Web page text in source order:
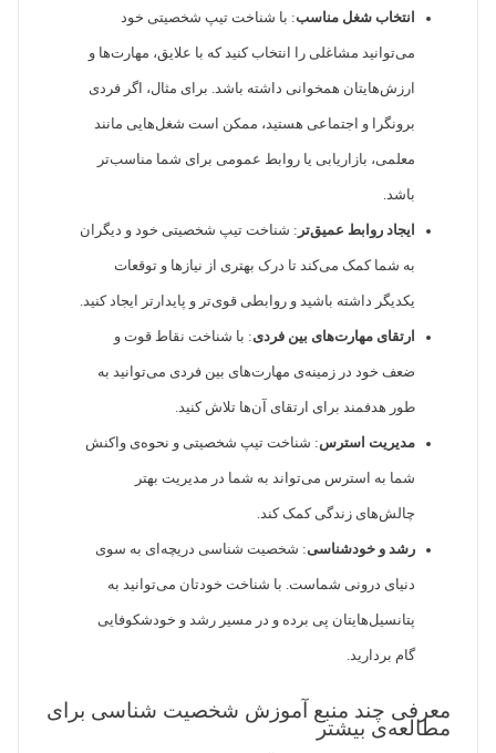
انتخاب شغل مناسب: با شناخت تیپ شخصیتی خود
می‌توانید مشاغلی را انتخاب کنید که با علایق، مهارت‌ها و
ارزش‌هایتان همخوانی داشته باشد. برای مثال، اگر فردی
برونگرا و اجتماعی هستید، ممکن است شغل‌هایی مانند
معلمی، بازاریابی یا روابط عمومی برای شما مناسب‌تر
باشد.
ایجاد روابط عمیق‌تر : شناخت تیپ شخصیتی خود و دیگران
به شما کمک می‌کند تا درک بهتری از نیازها و توقعات
یکدیگر داشته باشید و روابطی قوی‌تر و پایدارتر ایجاد کنید.
ارتقای مهارت‌های بین فردی: با شناخت نقاط قوت و
ضعف خود در زمینه‌ی مهارت‌های بین فردی می‌توانید به
طور هدفمند برای ارتقای آن‌ها تلاش کنید.
مدیریت استرس: شناخت تیپ شخصیتی و نحوه‌ی واکنش
شما به استرس می‌تواند به شما در مدیریت بهتر
چالش‌های زندگی کمک کند.
رشد و خودشناسی: شخصیت شناسی دریچه‌ای به سوی
دنیای درونی شماست. با شناخت خودتان می‌توانید به
پتانسیل‌هایتان پی برده و در مسیر رشد و خودشکوفایی
گام بردارید.
معرفی چند منبع آموزش شخصیت شناسی برای
مطالعه‌ی بیشتر